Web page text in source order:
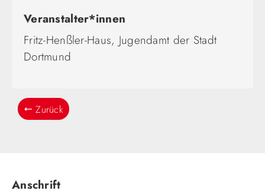
Veranstalter*innen
Fritz-Henßler-Haus, Jugendamt der Stadt
Dortmund
Zurück
Anschrift